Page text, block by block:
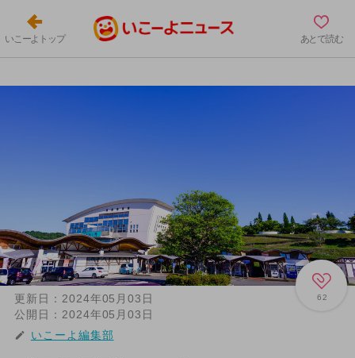
いこーよトップ あとで読む
62
更新日： 2024年05月03日
公開日： 2024年05月03日
いこーよ編集部